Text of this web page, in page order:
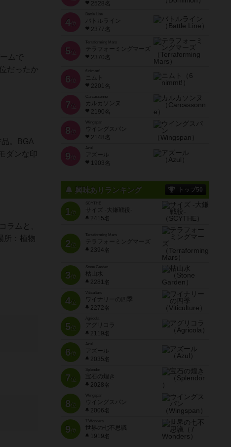
ムで
だったか
。BGA
ダンな印
ラムと、
所：植物
2528名
4位
Battle Line
バトルライン
2377名
5 位
Terraforming Mars
テラフォーミングマーズ
2370名
6 位
ニムト
2201名
7 位
Carcassonne
カルカソンヌ
2190名
8 位
Wingspan
ウイングスパン
2148名
9 位
Azul
アズール
1903名
興味ありランキング トップ50
1位
SCYTHE
サイズ -大鎌戦役-
2415名
2位
Terraforming Mars
テラフォーミングマーズ
2394名
3位
Stone Garden
枯山水
2281名
4位
Viticulture
ワイナリーの四季
2272名
5位
Agricola
アグリコラ
2119名
6位
Azul
アズール
2035名
7位
宝石の煌き
2028名
8位
Wingspan
ウイングスパン
2006名
9位
7 Wonders
世界の七不思議
1919名